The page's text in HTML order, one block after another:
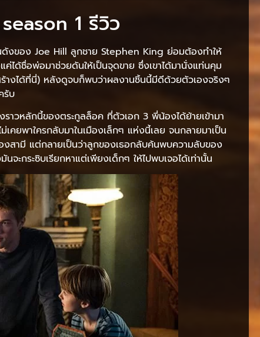
1 รีวิว
ดังของ Joe Hill ลูกชาย Stephen King ย่อมต้องทำให้
ได้ชื่อพ่อมาช่วยดันให้เป็นจุดขาย ซึ่งเขาได้มานั่งแท่นคุม
างได้ที่นี่) หลังดูจบก็พบว่าผลงานชิ้นนี้มีดีด้วยตัวเองจริงๆ
รับ
าวหลักนี้ของตระกูลล็อค ที่ตัวเอก 3 พี่น้องได้ย้ายเข้ามา
คยพาใครกลับมาในเมืองเล็กๆ แห่งนี้เลย จนกลายมาเป็น
งสามี แต่กลายเป็นว่าลูกของเธอกลับค้นพบความลับของ
กระซิบเรียกหาแต่เพียงเด็กๆ ให้ไปพบเจอได้เท่านั้น